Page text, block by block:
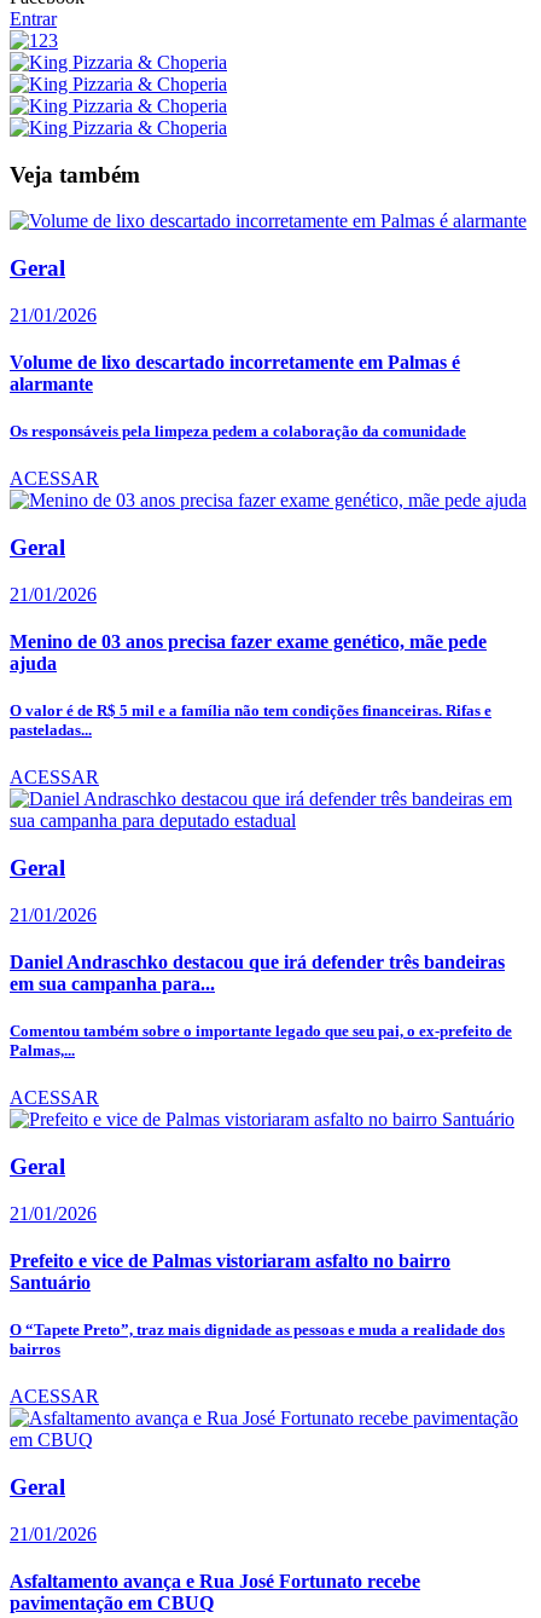
Entrar
Veja também
Geral
21/01/2026
Volume de lixo descartado incorretamente em Palmas é
alarmante
Os responsáveis pela limpeza pedem a colaboração da comunidade
ACESSAR
Geral
21/01/2026
Menino de 03 anos precisa fazer exame genético, mãe pede
ajuda
O valor é de R$ 5 mil e a família não tem condições financeiras. Rifas e
pasteladas...
ACESSAR
Geral
21/01/2026
Daniel Andraschko destacou que irá defender três bandeiras
em sua campanha para...
Comentou também sobre o importante legado que seu pai, o ex-prefeito de
Palmas,...
ACESSAR
Geral
21/01/2026
Prefeito e vice de Palmas vistoriaram asfalto no bairro
Santuário
O “Tapete Preto”, traz mais dignidade as pessoas e muda a realidade dos
bairros
ACESSAR
Geral
21/01/2026
Asfaltamento avança e Rua José Fortunato recebe
pavimentação em CBUQ